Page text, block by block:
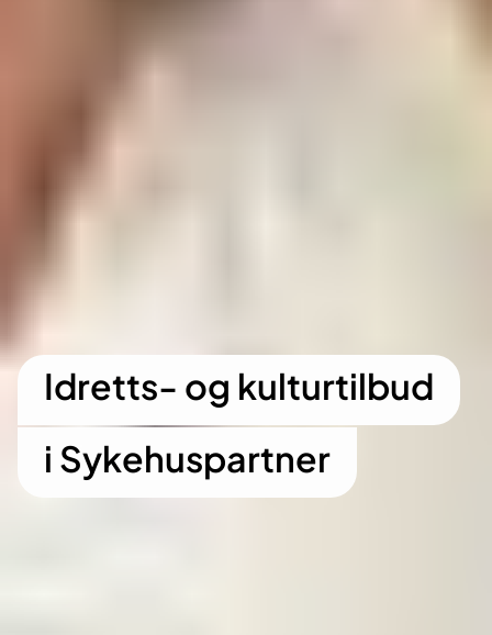
Idretts- og kulturtilbud
i Sykehuspartner